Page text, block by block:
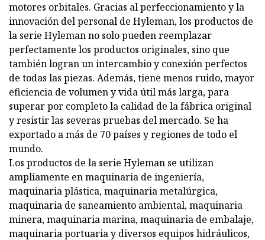
motores orbitales. Gracias al perfeccionamiento y la
innovación del personal de Hyleman, los productos de
la serie Hyleman no solo pueden reemplazar
perfectamente los productos originales, sino que
también logran un intercambio y conexión perfectos
de todas las piezas. Además, tiene menos ruido, mayor
eficiencia de volumen y vida útil más larga, para
superar por completo la calidad de la fábrica original
y resistir las severas pruebas del mercado. Se ha
exportado a más de 70 países y regiones de todo el
mundo.
Los productos de la serie Hyleman se utilizan
ampliamente en maquinaria de ingeniería,
maquinaria plástica, maquinaria metalúrgica,
maquinaria de saneamiento ambiental, maquinaria
minera, maquinaria marina, maquinaria de embalaje,
maquinaria portuaria y diversos equipos hidráulicos,